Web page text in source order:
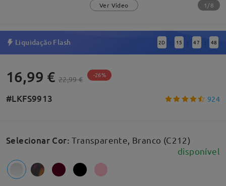
Ver Vídeo 1/8
Liquidação Flash 2D : 15 : 47 : 47
16,99 € 22,99 € -26%
#LKFS9913 924
Selecionar Cor:Transparente, Branco (C212)
disponível